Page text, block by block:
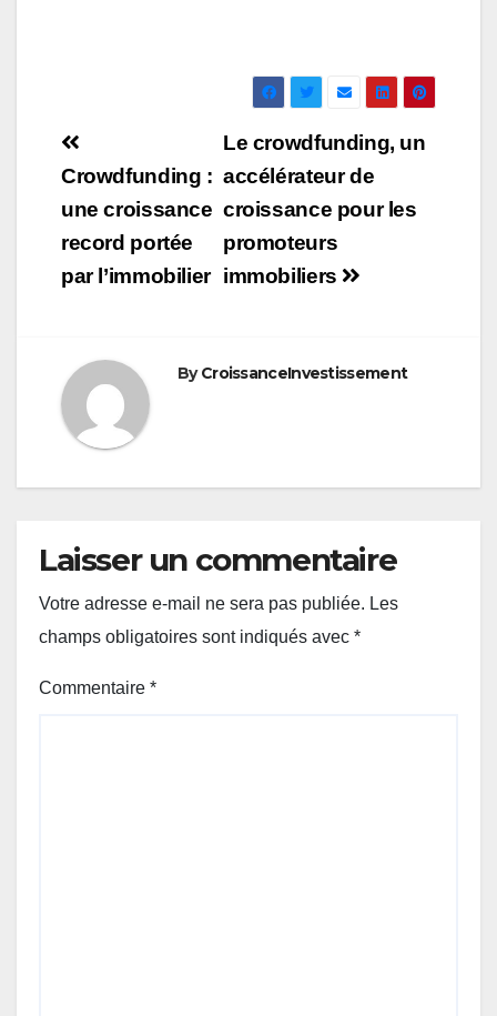
Navigation
de
l’article
Le crowdfunding, un
accélérateur de
croissance pour les
promoteurs
immobiliers
Crowdfunding :
une croissance
record portée
par l’immobilier
ByCroissanceInvestissement
Laisser un commentaire
Votre adresse e-mail ne sera pas publiée. Les
champs obligatoires sont indiqués avec *
Commentaire *